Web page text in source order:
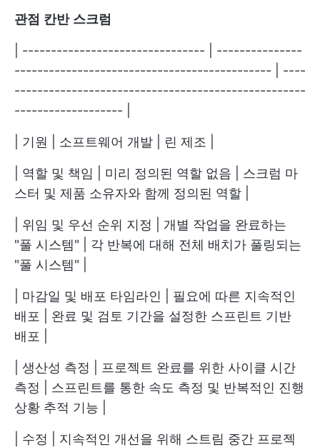
관점 칸반 스크럼
| -------------------------------- | ---------------
--------------------------------------------- | ----
---------------------------------------------------
------------------- |
| 기원 | 소프트웨어 개발 | 린 제조 |
| 역할 및 책임 | 미리 정의된 역할 없음 | 스크럼 마
스터 및 제품 소유자와 함께 정의된 역할 |
| 위임 및 우선 순위 지정 | 개별 작업을 완료하는
"풀 시스템" | 각 반복에 대해 전체 배치가 풀링되는
"풀 시스템" |
| 마감일 및 배포 타임라인 | 필요에 따른 지속적인
배포 | 완료 및 검토 기간을 설정한 스프린트 기반
배포 |
| 생산성 측정 | 프로젝트 완료를 위한 사이클 시간
측정 | 스프린트를 통한 속도 측정 및 반복적인 진행
상황 추적 기능 |
| 수정 | 지속적인 개선을 위해 스트림 중간 프로젝